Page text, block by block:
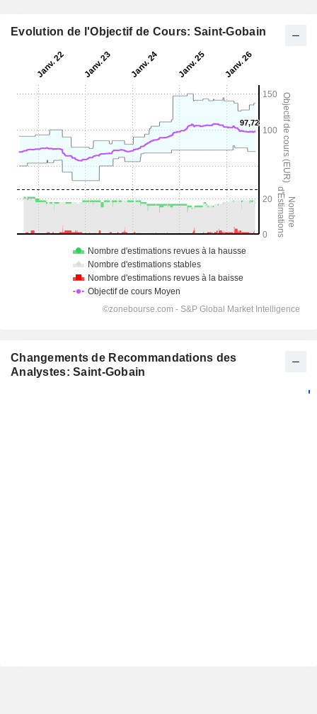
Evolution de l'Objectif de Cours: Saint-Gobain
Changements de Recommandations des
Analystes: Saint-Gobain